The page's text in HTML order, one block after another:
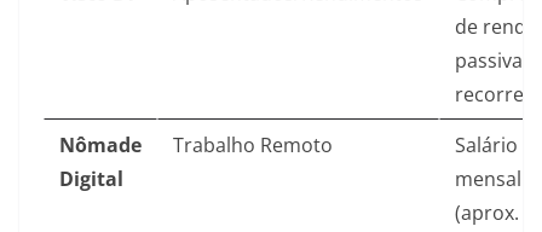
de renda
passiva
Nômade
Digital
Trabalho Remoto
Salário
mensal
(aprox.